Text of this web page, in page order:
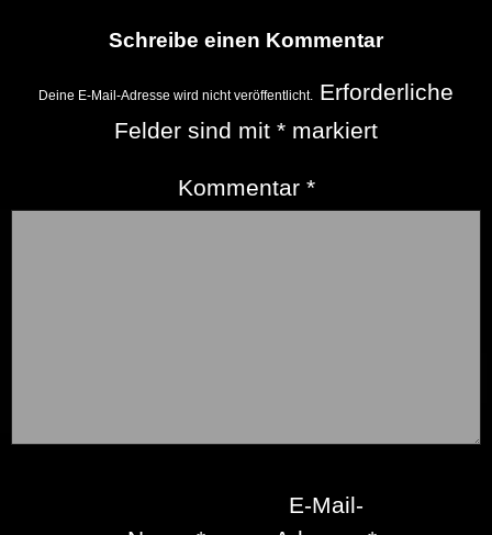
Schreibe einen Kommentar
Deine E-Mail-Adresse wird nicht veröffentlicht. Erforderliche
Felder sind mit * markiert
Kommentar *
E-Mail-